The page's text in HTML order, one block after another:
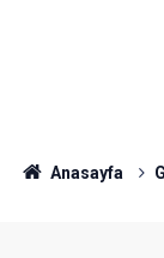
Anasayfa